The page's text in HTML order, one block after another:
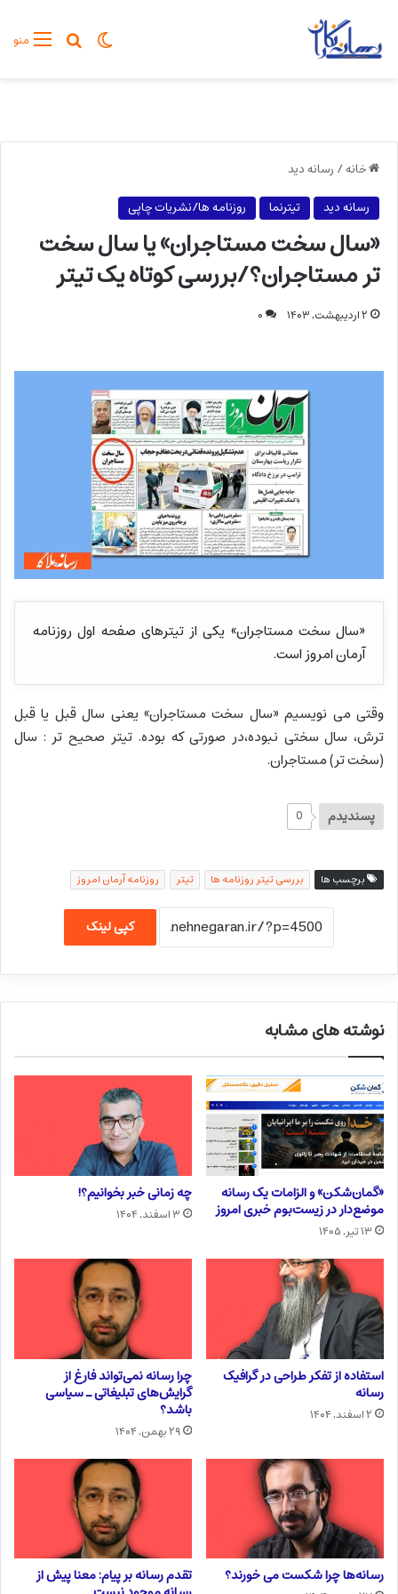
منوجستجو
تغییر پوسته
خانه/ رسانه دید
رسانه دید
تیترنما روزنامه ها/نشریات چاپی
«سال سخت مستاجران» یا سال سخت
تر مستاجران؟/بررسی کوتاه یک تیتر
۲ اردیبهشت, ۱۴۰۳ ۰
«سال سخت مستاجران» یکی از تیترهای صفحه اول روزنامه
آرمان امروز است.
وقتی می نویسیم «سال سخت مستاجران» یعنی سال قبل یا قبل
ترش، سال سختی نبوده،در صورتی که بوده. تیتر صحیح تر : سال
(سخت تر) مستاجران.
پسندیدم 0
برچسب ها بررسی تیتر روزنامه ها تیتر روزنامه آرمان امروز
کپی لینک
نوشته های مشابه
«گمان‌شکن» و الزامات یک رسانه
موضع‌دار در زیست‌بوم خبری امروز
۱۳ تیر, ۱۴۰۵
چه زمانی خبر بخوانیم؟!
۳ اسفند, ۱۴۰۴
استفاده از تفکر طراحی در گرافیک
رسانه
۲ اسفند, ۱۴۰۴
چرا رسانه نمی‌تواند فارغ از
گرایش‌های تبلیغاتی ـ سیاسی
باشد؟
۲۹ بهمن, ۱۴۰۴
رسانه‌ها چرا شکست می خورند؟ تقدم رسانه بر پیام: معنا پیش از